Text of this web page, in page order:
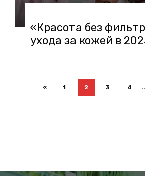
«Красота без
ухода за кожей в
« 1 2 3 4